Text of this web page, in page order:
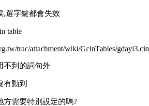
,選字鍵都會失效
table
trac/attachment/wiki/GcinTables/gdayi3.cin
不到的詞句外
有動到
方需要特別設定的嗎?